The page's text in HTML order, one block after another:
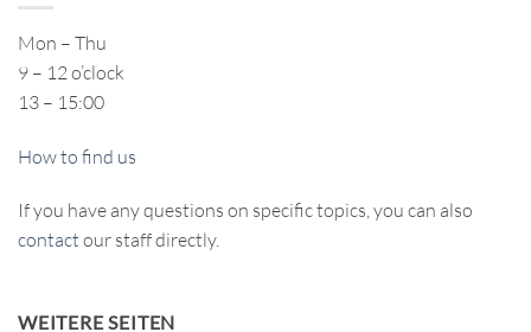
Mon – Thu
9 – 12 o’clock
13 – 15:00
How to find us
If you have any questions on specific topics, you can also
contact our staff directly.
WEITERE SEITEN